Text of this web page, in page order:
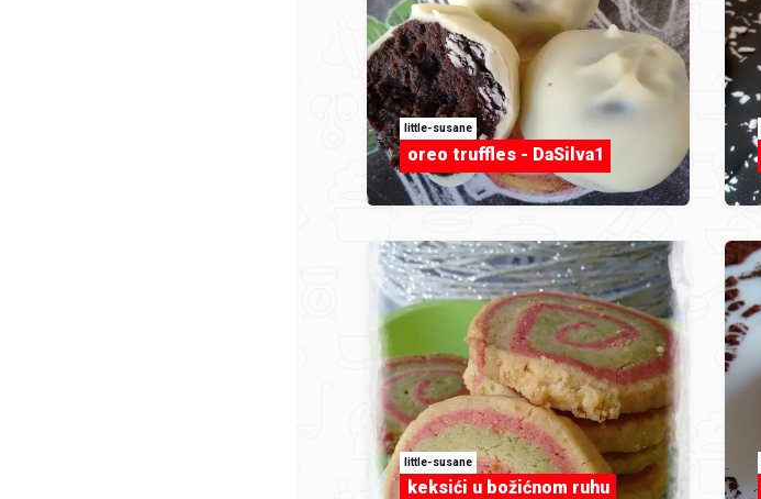
little-susane
oreo truffles - DaSilva1
little-susane
keksići u božićnom ruhu